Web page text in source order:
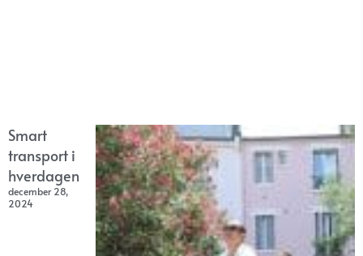
Smart
transport i
hverdagen
december 28,
2024